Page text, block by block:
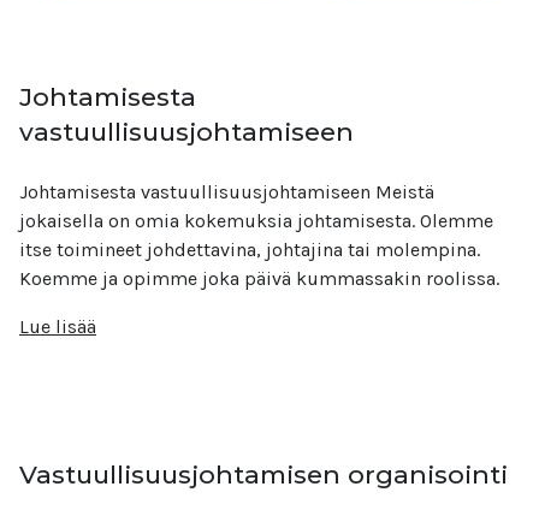
Johtamisesta
vastuullisuusjohtamiseen
Johtamisesta vastuullisuusjohtamiseen Meistä
jokaisella on omia kokemuksia johtamisesta. Olemme
itse toimineet johdettavina, johtajina tai molempina.
Koemme ja opimme joka päivä kummassakin roolissa.
Lue lisää
Vastuullisuusjohtamisen organisointi